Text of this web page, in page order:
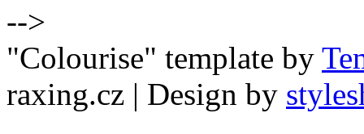
-->
"Colourise" template by
raxing.cz | Design by